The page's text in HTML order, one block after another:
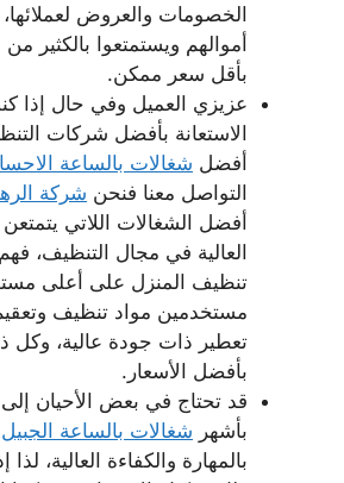
الخصومات والعروض لعملائها،
أموالهم ويستمتعوا بالكثير من
بأقل سعر ممكن.
عزيزي العميل وفي حال إذا
الاستعانة بأفضل شركات
أفضل شغالات بالساعة
التواصل معنا فنحن شركة
أفضل الشغالات اللاتي يتمتعن
العالية في مجال التنظيف،
تنظيف المنزل على أعلى
مستخدمين مواد تنظيف
تعطير ذات جودة عالية، وكل
بأفضل الأسعار.
قد تحتاج في بعض الأحيان إلى
بأشهر شغالات بالساعة الجبيل
بالمهارة والكفاءة العالية،